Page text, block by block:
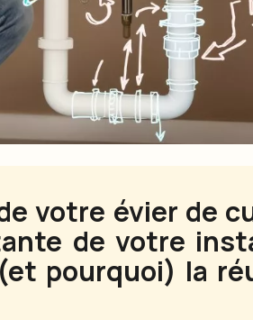
votre évier de
de votre
pourquoi) la